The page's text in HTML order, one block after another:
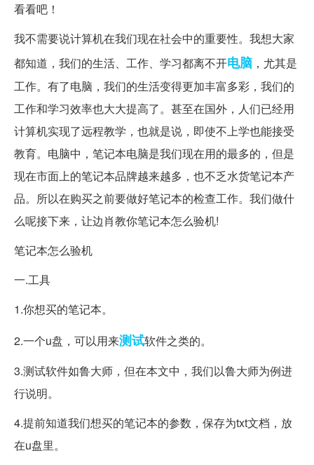
看看吧！
我不需要说计算机在我们现在社会中的重要性。我想大家
都知道，我们的生活、工作、学习都离不开电脑 ，尤其是
工作。有了电脑，我们的生活变得更加丰富多彩，我们的
工作和学习效率也大大提高了。甚至在国外，人们已经用
计算机实现了远程教学，也就是说，即使不上学也能接受
教育。电脑中，笔记本电脑是我们现在用的最多的，但是
现在市面上的笔记本品牌越来越多，也不乏水货笔记本产
品。所以在购买之前要做好笔记本的检查工作。我们做什
么呢接下来，让边肖教你笔记本怎么验机!
笔记本怎么验机
一.工具
1.你想买的笔记本。
2.一个u盘，可以用来测试软件之类的。
3.测试软件如鲁大师，但在本文中，我们以鲁大师为例进
行说明。
4.提前知道我们想买的笔记本的参数，保存为txt文档，放
在u盘里。